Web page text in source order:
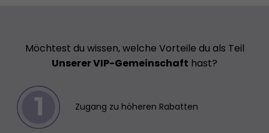
Möchtest du wissen, welche Vorteile du als Teil
Unserer VIP-Gemeinschaft hast?
Zugang zu höheren Rabatten